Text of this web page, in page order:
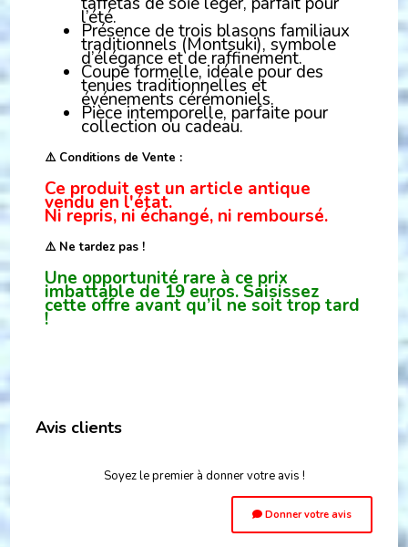
l’été.
Présence de trois blasons familiaux
traditionnels (Montsuki), symbole
d’élégance et de raffinement.
Coupe formelle, idéale pour des
tenues traditionnelles et
événements cérémoniels.
Pièce intemporelle, parfaite pour
collection ou cadeau.
⚠️ Conditions de Vente :
Ce produit est un article antique
vendu en l'état.
Ni repris, ni échangé, ni remboursé.
⚠️ Ne tardez pas !
Une opportunité rare à ce prix
imbattable de 19 euros. Saisissez
cette offre avant qu’il ne soit trop tard
!
Avis clients
Soyez le premier à donner votre avis !
Donner votre avis